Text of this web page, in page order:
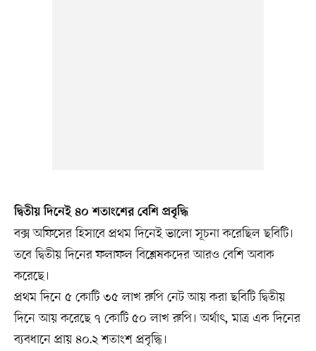
দ্বিতীয় দিনেই ৪০ শতাংশের বেশি প্রবৃদ্ধি
বক্স অফিসের হিসাবে প্রথম দিনেই ভালো সূচনা করেছিল ছবিটি।
তবে দ্বিতীয় দিনের ফলাফল বিশ্লেষকদের আরও বেশি অবাক
করেছে।
প্রথম দিনে ৫ কোটি ৩৫ লাখ রুপি নেট আয় করা ছবিটি দ্বিতীয়
দিনে আয় করেছে ৭ কোটি ৫০ লাখ রুপি। অর্থাৎ, মাত্র এক দিনের
ব্যবধানে প্রায় ৪০.২ শতাংশ প্রবৃদ্ধি।